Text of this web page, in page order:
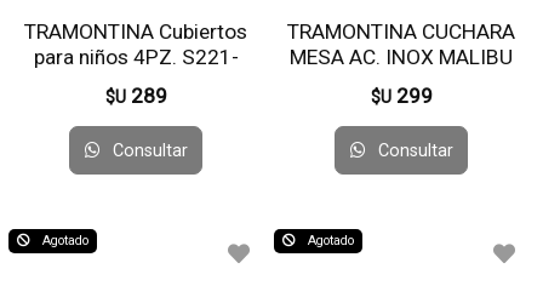
TRAMONTINA Cubiertos
para niños 4PZ. S221-
66970/010
$U 289
Consultar
TRAMONTINA CUCHARA
MESA AC. INOX MALIBU
23743/000 X 12 UN
$U 299
Consultar
Agotado Agotado